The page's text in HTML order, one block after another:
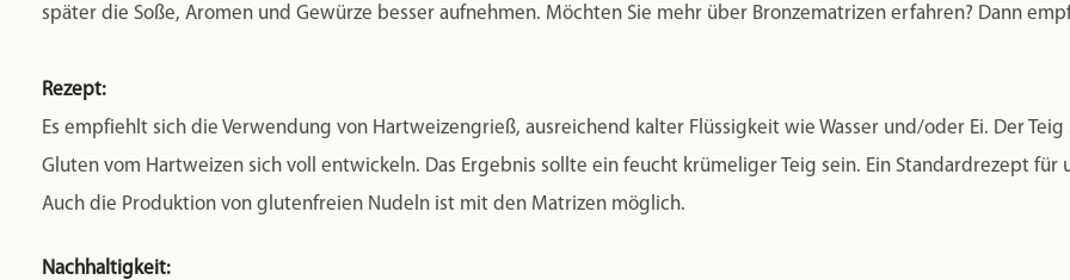
später die Soße, Aromen und Gewürze besser aufnehmen. Möchten Sie mehr über Bronzematrizen erfahren? Dann
Rezept:
Es empfiehlt sich die Verwendung von Hartweizengrieß, ausreichend kalter Flüssigkeit wie Wasser und/oder Ei. Der
Gluten vom Hartweizen sich voll entwickeln. Das Ergebnis sollte ein feucht krümeliger Teig sein. Ein Standardrezept für
Auch die Produktion von glutenfreien Nudeln ist mit den Matrizen möglich.
Nachhaltigkeit: